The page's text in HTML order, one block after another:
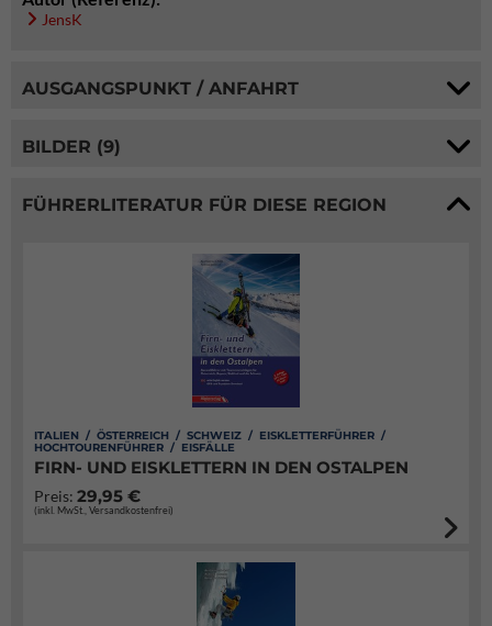
JensK
AUSGANGSPUNKT / ANFAHRT
BILDER (9)
FÜHRERLITERATUR FÜR DIESE REGION
ITALIEN / ÖSTERREICH / SCHWEIZ / EISKLETTERFÜHRER /
HOCHTOURENFÜHRER / EISFÄLLE
FIRN- UND EISKLETTERN IN DEN OSTALPEN
Preis: 29,95 €
(inkl. MwSt., Versandkostenfrei)